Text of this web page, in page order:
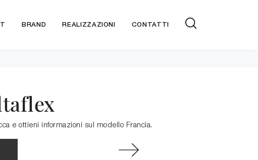
BRAND REALIZZAZIONI CONTATTI
e ottieni informazioni sul modello Francia.